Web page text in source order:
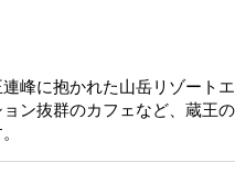
峰に抱かれた山岳リゾート
ン抜群のカフェなど、蔵王